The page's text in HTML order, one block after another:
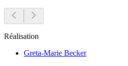
Réalisation
Greta-Marie Becker